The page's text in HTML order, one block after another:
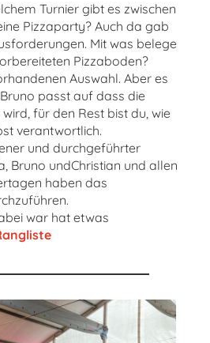
Turnier gibt es zwischen
Pizzaparty? Auch da gab
Mit was belege
Pizzaboden?
Auswahl. Aber es
passt auf dass die
für den Rest bist du, wie
verantwortlich.
und durchgeführter
Bruno undChristian und allen
haben das
war hat etwas